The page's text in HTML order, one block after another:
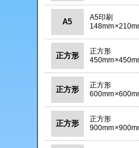
A5
A5印刷
正方形
正方形
正方形
正方形
正方形
正方形